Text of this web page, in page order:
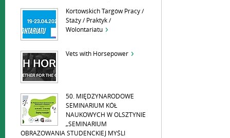
Kortowskich Targów Pracy /
Staży / Praktyk /
Wolontariatu
Vets with Horsepower
50. MIĘDZYNARODOWE
SEMINARIUM KÓŁ
NAUKOWYCH W OLSZTYNIE
„SEMINARIUM
OBRAZOWANIA STUDENCKIEJ MYŚLI